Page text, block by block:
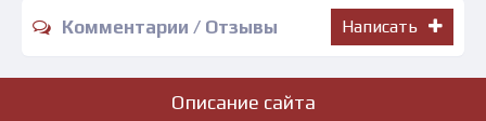
Комментарии / Отзывы Написать
Описание сайта